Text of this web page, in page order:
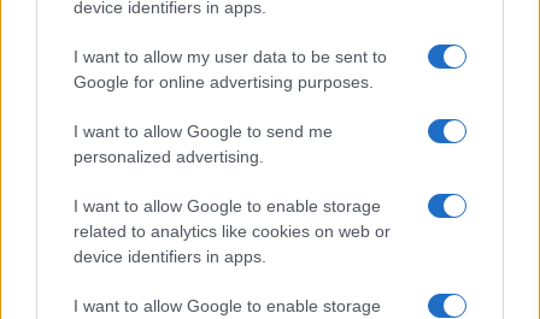
device identifiers in apps.
I want to allow my user data to be sent to
Google for online advertising purposes.
I want to allow Google to send me
personalized advertising.
I want to allow Google to enable storage
related to analytics like cookies on web or
device identifiers in apps.
I want to allow Google to enable storage